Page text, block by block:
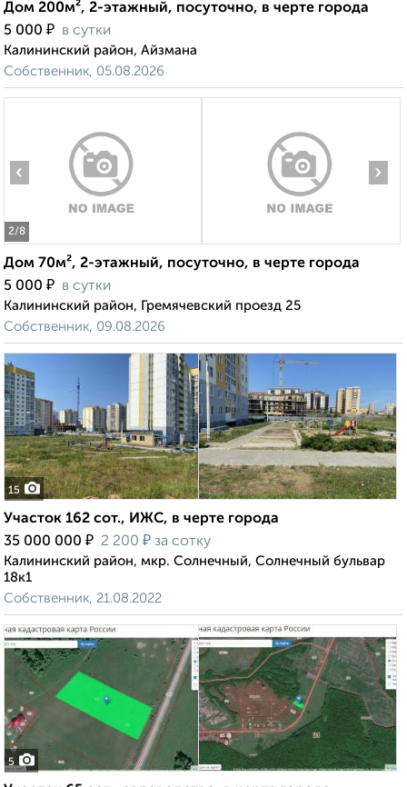
Дом 200м², 2-этажный, посуточно, в черте города
5 000 ₽ в сутки
Калининский район, Айзмана
Собственник, 05.08.2026
2/8
‹ ›
Дом 70м², 2-этажный, посуточно, в черте города
5 000 ₽ в сутки
Калининский район, Гремячевский проезд 25
Собственник, 09.08.2026
15
Участок 162 сот., ИЖС, в черте города
35 000 000 ₽ 2 200 ₽ за сотку
Калининский район, мкр. Солнечный, Солнечный бульвар
18к1
Собственник, 21.08.2022
5